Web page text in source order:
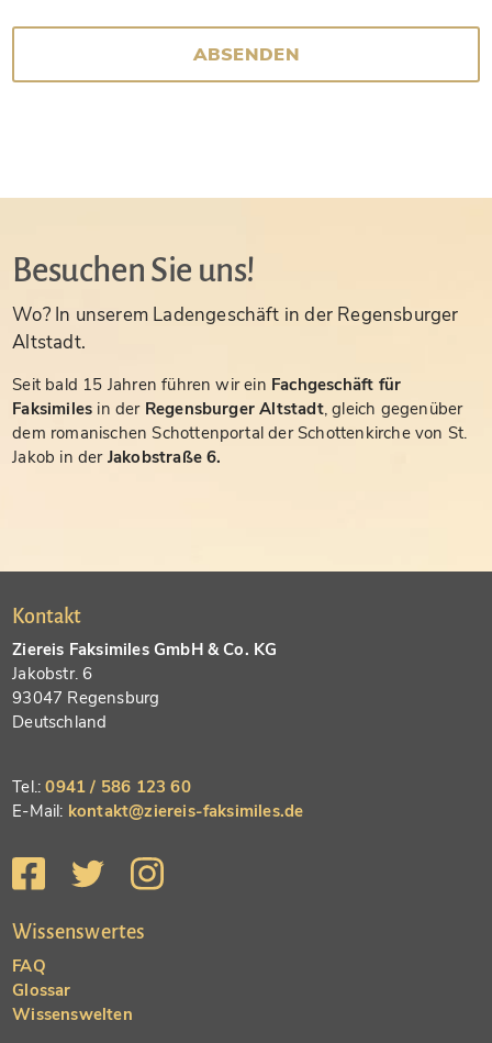
ABSENDEN
Besuchen Sie uns!
Wo? In unserem Ladengeschäft in der Regensburger
Altstadt.
Seit bald 15 Jahren führen wir ein Fachgeschäft für
Faksimiles in der Regensburger Altstadt, gleich gegenüber
dem romanischen Schottenportal der Schottenkirche von St.
Jakob in der Jakobstraße 6.
Kontakt
Ziereis Faksimiles GmbH & Co. KG
Jakobstr. 6
93047 Regensburg
Deutschland
Tel.:0941 / 586 123 60
E-Mail: kontakt@ziereis-faksimiles.de
Wissenswertes
FAQ
Glossar
Wissenswelten